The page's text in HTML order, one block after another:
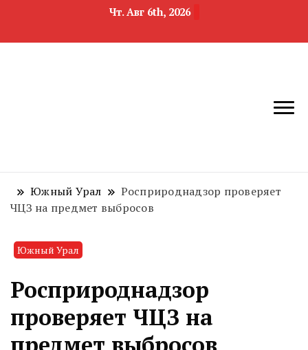
Чт. Авг 6th, 2026
область
Южный Урал
Росприроднадзор проверяет
ЧЦЗ на предмет выбросов
Южный Урал
Росприроднадзор
проверяет ЧЦЗ на